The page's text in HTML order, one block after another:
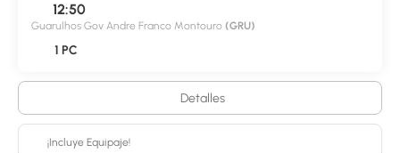
12:50
Guarulhos Gov Andre Franco Montouro (GRU)
1 PC
Detalles
¡Incluye Equipaje!